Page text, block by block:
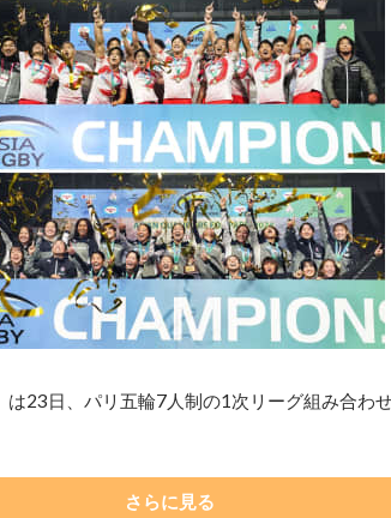
は23日、パリ五輪7人制の1次リーグ組み合わ
さらに見る